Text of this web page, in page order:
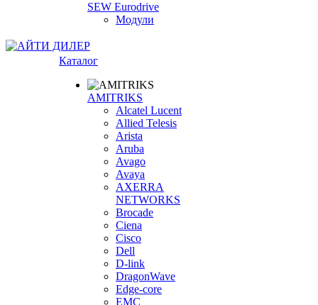
SEW Eurodrive
Модули
Каталог
AMITRIKS
Alcatel Lucent
Allied Telesis
Arista
Aruba
Avago
Avaya
AXERRA
NETWORKS
Brocade
Ciena
Cisco
Dell
D-link
DragonWave
Edge-core
EMC